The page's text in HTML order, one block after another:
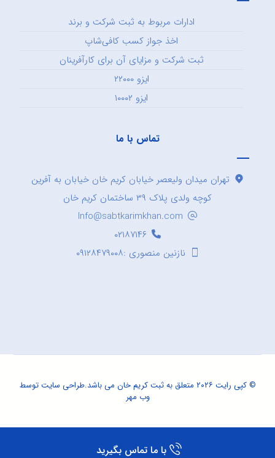
ادارات مربوط به ثبت شرکت و برند
اخذ جواز کسب کافی‌شاپ
ثبت شرکت و مزایای آن برای کارآفرینان
ایزو ۲۲۰۰۰
ایزو ۱۰۰۰۲
تماس با ما
تهران میدان ولیعصر خیابان کریم خان خیابان به آفرین
کوچه ولدی پلاک ۳۹ ساختمان کریم خان
Info@sabtkarimkhan.com
۰۲۱۸۷۱۴۶
نازنین منصوری :۰۹۱۲۸۴۷۹۰۰۸
© کپی رایت ۲۰۲۶ متعلق به ثبت کریم خان می باشد. طراحی سایتتوسط
وب مهر
با ما تماس بگیرید